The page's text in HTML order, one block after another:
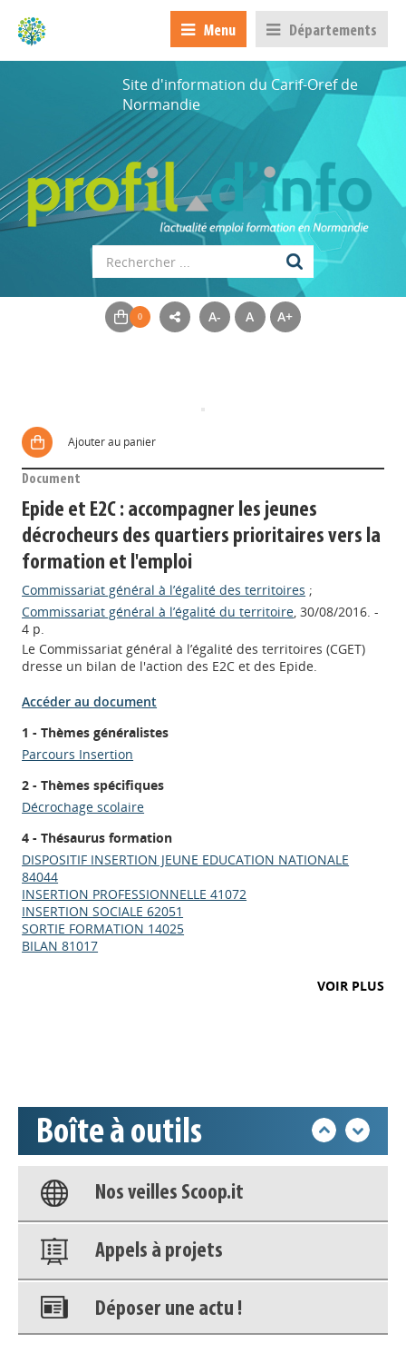
Menu Départements
Site d'information du Carif-Oref de
Normandie
A- A A+
Ajouter au panier
Document
Epide et E2C : accompagner les jeunes
décrocheurs des quartiers prioritaires vers la
formation et l'emploi
Commissariat général à l’égalité des territoires ;
Commissariat général à l’égalité du territoire, 30/08/2016. -
4 p.
Le Commissariat général à l’égalité des territoires (CGET)
dresse un bilan de l'action des E2C et des Epide.
Accéder au document
1 - Thèmes généralistes
Parcours Insertion
2 - Thèmes spécifiques
Décrochage scolaire
4 - Thésaurus formation
DISPOSITIF INSERTION JEUNE EDUCATION NATIONALE
84044
INSERTION PROFESSIONNELLE 41072
INSERTION SOCIALE 62051
SORTIE FORMATION 14025
BILAN 81017
VOIR PLUS
Boîte à outils
Appels à projets
Base documentaire
Nos veilles Scoop.it
Appels à projets
Déposer une actu !